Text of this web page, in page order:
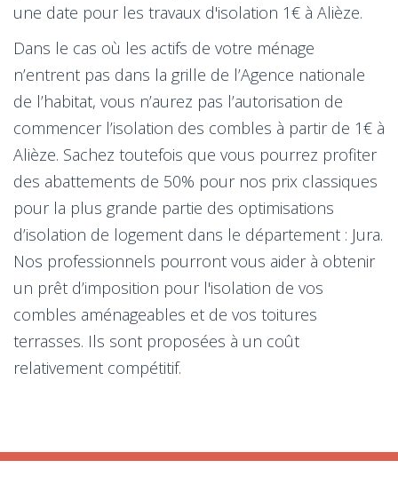
une date pour les travaux d'isolation 1€ à Alièze.
Dans le cas où les actifs de votre ménage
n’entrent pas dans la grille de l’Agence nationale
de l’habitat, vous n’aurez pas l’autorisation de
commencer l’isolation des combles à partir de 1€ à
Alièze. Sachez toutefois que vous pourrez profiter
des abattements de 50% pour nos prix classiques
pour la plus grande partie des optimisations
d’isolation de logement dans le département : Jura.
Nos professionnels pourront vous aider à obtenir
un prêt d’imposition pour l'isolation de vos
combles aménageables et de vos toitures
terrasses. Ils sont proposées à un coût
relativement compétitif.